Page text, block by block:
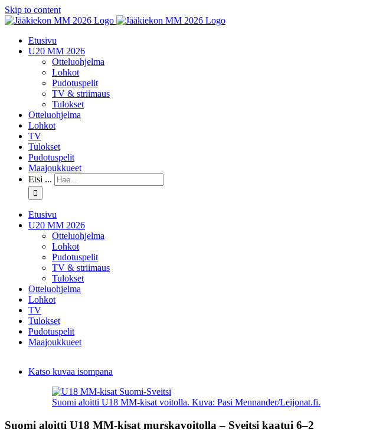
Skip to content
Etusivu
U20 MM 2026
Otteluohjelma
Lohkot
Pudotuspelit
TV & striimaus
Tulokset
Otteluohjelma
Lohkot
TV
Tulokset
Pudotuspelit
Maajoukkueet
Etsi ...
Etusivu
U20 MM 2026
Otteluohjelma
Lohkot
Pudotuspelit
TV & striimaus
Tulokset
Otteluohjelma
Lohkot
TV
Tulokset
Pudotuspelit
Maajoukkueet
Katso kuvaa isompana
Suomi aloitti U18 MM-kisat voitolla. Kuva: Pasi Mennander/Leijonat.fi.
Suomi aloitti U18 MM-kisat murskavoitolla – Sveitsi kaatui 6–2